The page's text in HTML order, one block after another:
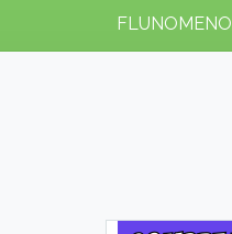
FLUNOMENO